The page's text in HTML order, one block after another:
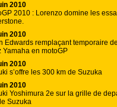
2010
2010 : Lorenzo domine les
2010
Edwards remplaçant temporaire
Yamaha en motoGP
2010
s’offre les 300 km de Suzuka
2010
Yoshimura 2e sur la grille de
Suzuka